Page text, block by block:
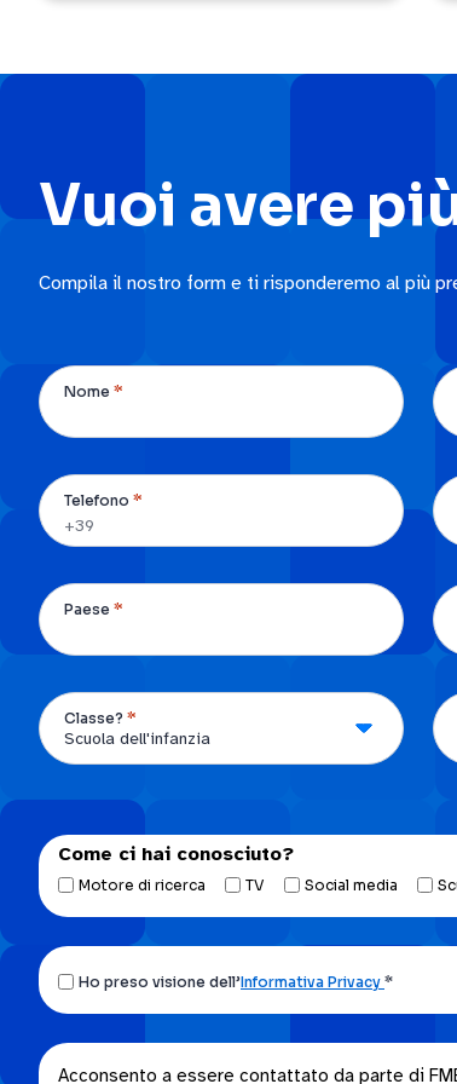
Vuoi avere
Compila il nostro form e ti risponderemo al più
Nome *
Telefono *
Paese *
Classe? *
Come ci hai conosciuto?
Motore di ricerca TV Social media
Ho
preso
dell’Informativa
Ho preso visione dell’Informativa Privacy *
Acconsento
Acconsento a essere contattato da parte di